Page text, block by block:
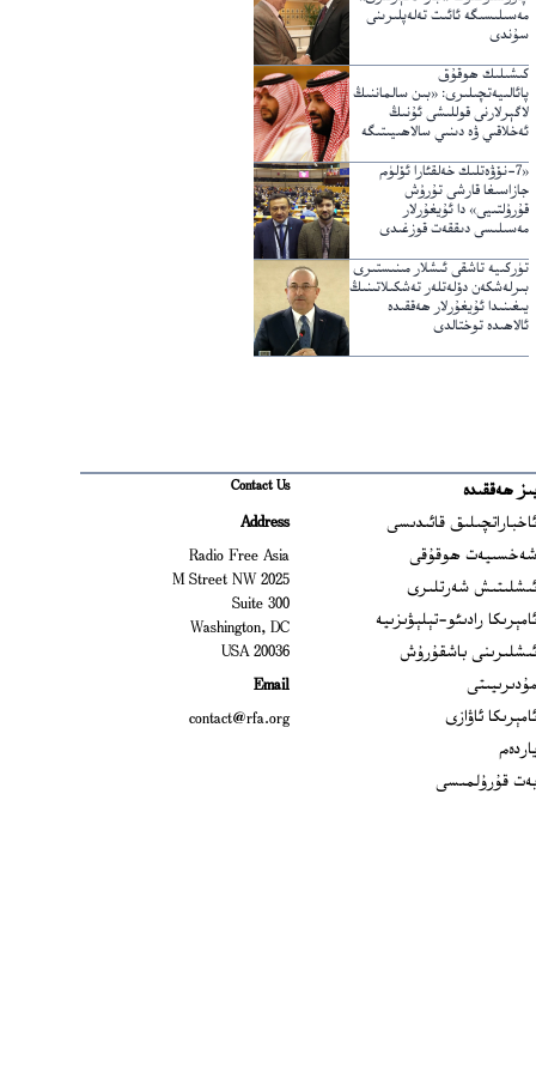
مەسىلىسىگە ئائىت تەلەپلىرىنى
سۇندى
كىشىلىك ھوقۇق
پائالىيەتچىلىرى: «بىن سالماننىڭ
لاگېرلارنى قوللىشى ئۇنىڭ
ئەخلاقىي ۋە دىنىي سالاھىيىتىگە
«7-نۆۋەتلىك خەلقئارا ئۆلۈم
جازاسىغا قارشى تۇرۇش
قۇرۇلتىيى» دا ئۇيغۇرلار
مەسىلىسى دىققەت قوزغىدى
تۈركىيە تاشقى ئىشلار مىنىستىرى
بىرلەشكەن دۆلەتلەر تەشكىلاتىنىڭ
يىغىنىدا ئۇيغۇرلار ھەققىدە
ئالاھىدە توختالدى
ھەققىدە
ئاخباراتچىلىق قائىدىسى
شەخسىيەت ھوقۇقى
ئىشلىتىش شەرتلىرى
ئامېرىكا رادىئو-تېلېۋىزىيە
ئىشلىرىنى باشقۇرۇش
مۇدىرىيىتى
ئامېرىكا ئاۋازى
ياردەم
بەت قۇرۇلمىسى
Contact Us
Address
Radio Free Asia
2025 M Street NW
Suite 300
Washington, DC
20036 USA
Email
contact@rfa.org